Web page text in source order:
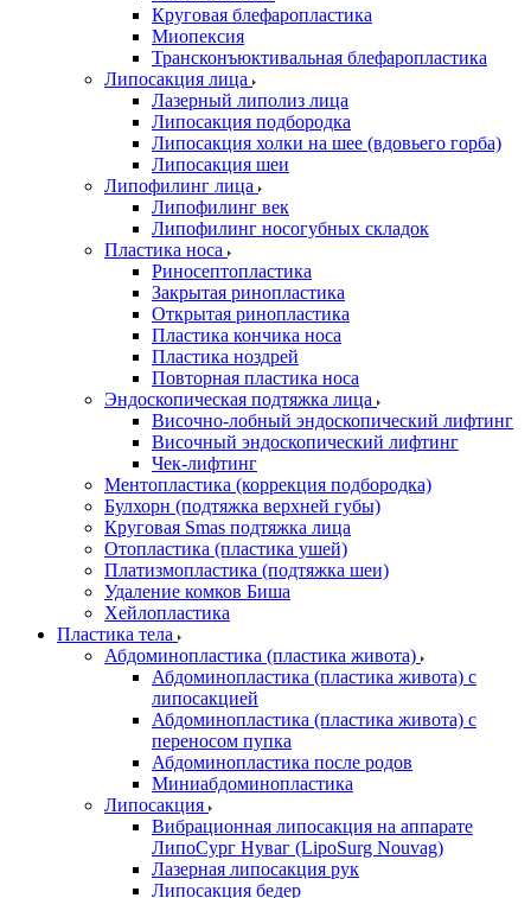
Круговая блефаропластика
Миопексия
Трансконъюктивальная блефаропластика
Липосакция лица
Лазерный липолиз лица
Липосакция подбородка
Липосакция холки на шее (вдовьего горба)
Липосакция шеи
Липофилинг лица
Липофилинг век
Липофилинг носогубных складок
Пластика носа
Риносептопластика
Закрытая ринопластика
Открытая ринопластика
Пластика кончика носа
Пластика ноздрей
Повторная пластика носа
Эндоскопическая подтяжка лица
Височно-лобный эндоскопический лифтинг
Височный эндоскопический лифтинг
Чек-лифтинг
Ментопластика (коррекция подбородка)
Булхорн (подтяжка верхней губы)
Круговая Smas подтяжка лица
Отопластика (пластика ушей)
Платизмопластика (подтяжка шеи)
Удаление комков Биша
Хейлопластика
Пластика тела
Абдоминопластика (пластика живота)
Абдоминопластика (пластика живота) с
липосакцией
Абдоминопластика (пластика живота) с
переносом пупка
Абдоминопластика после родов
Миниабдоминопластика
Липосакция
Вибрационная липосакция на аппарате
ЛипоСург Нуваг (LipoSurg Nouvag)
Лазерная липосакция рук
Липосакция бедер